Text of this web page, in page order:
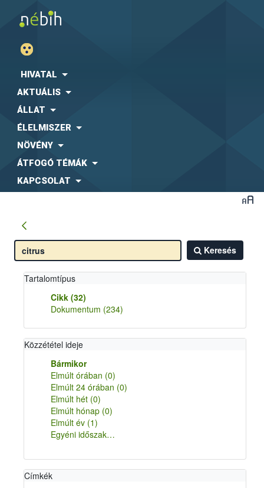
HIVATAL
AKTUÁLIS
ÁLLAT
ÉLELMISZER
NÖVÉNY
ÁTFOGÓ TÉMÁK
KAPCSOLAT
Keresés
Tartalomtípus
Cikk (32)
Dokumentum (234)
Közzététel ideje
Bármikor
Elmúlt órában (0)
Elmúlt 24 órában (0)
Elmúlt hét (0)
Elmúlt hónap (0)
Elmúlt év (1)
Egyéni időszak…
Címkék